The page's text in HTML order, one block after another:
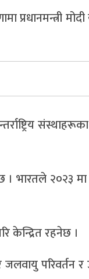
प्रधानमन्त्री
संस्थाहरूका
। भारतले २०२३
केन्द्रित रहनेछ ।
जलवायु परिवर्तन